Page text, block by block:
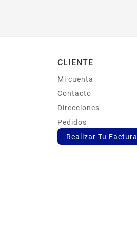
CLIENTE
Mi cuenta
Contacto
Direcciones
Pedidos
Realizar Tu Factura